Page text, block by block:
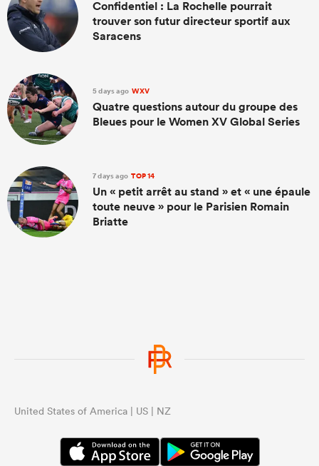
Confidentiel : La Rochelle pourrait
trouver son futur directeur sportif aux
Saracens
5 days ago WXV
Quatre questions autour du groupe des
Bleues pour le Women XV Global Series
7 days ago TOP 14
Un « petit arrêt au stand » et « une épaule
toute neuve » pour le Parisien Romain
Briatte
United States of America | US | NZ